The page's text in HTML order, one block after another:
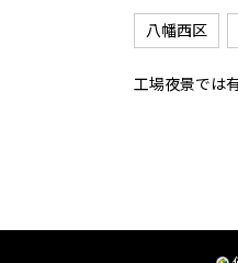
八幡西区
工場夜景では